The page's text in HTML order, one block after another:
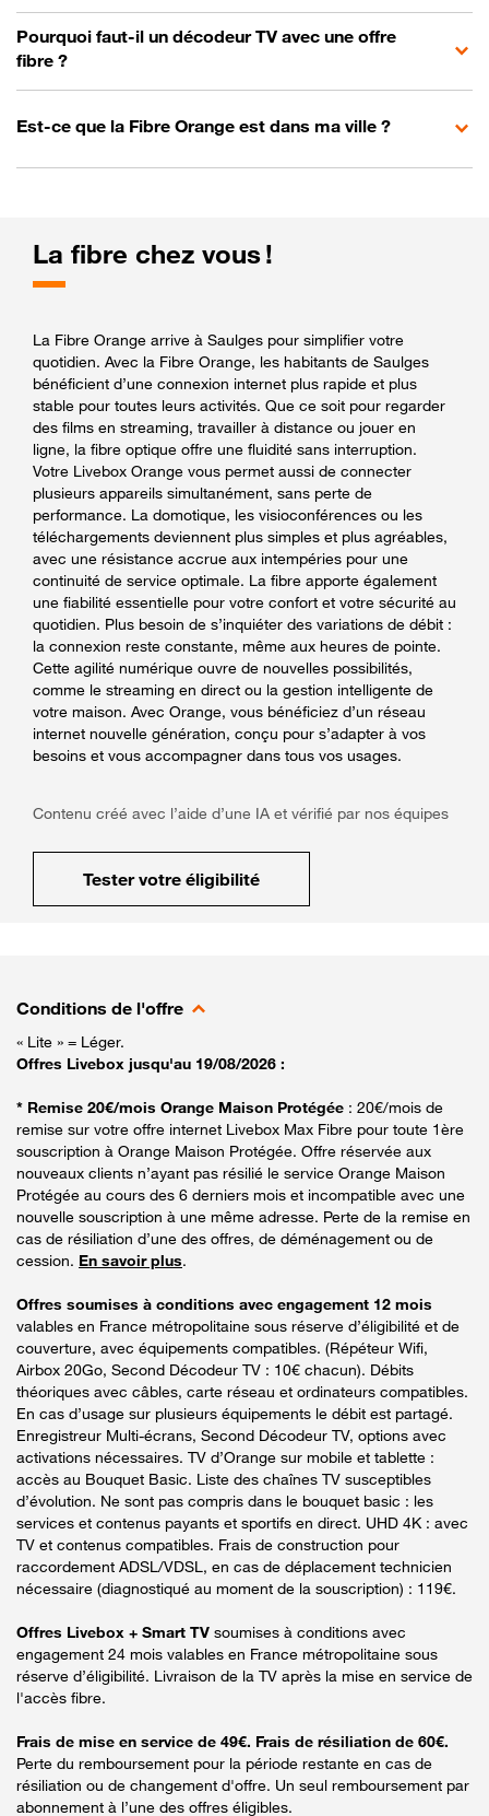
Pourquoi faut-il un décodeur TV avec une offre
fibre ?
Est-ce que la Fibre Orange est dans ma ville ?
La fibre chez vous !
La Fibre Orange arrive à Saulges pour simplifier votre
quotidien. Avec la Fibre Orange, les habitants de Saulges
bénéficient d’une connexion internet plus rapide et plus
stable pour toutes leurs activités. Que ce soit pour regarder
des films en streaming, travailler à distance ou jouer en
ligne, la fibre optique offre une fluidité sans interruption.
Votre Livebox Orange vous permet aussi de connecter
plusieurs appareils simultanément, sans perte de
performance. La domotique, les visioconférences ou les
téléchargements deviennent plus simples et plus agréables,
avec une résistance accrue aux intempéries pour une
continuité de service optimale. La fibre apporte également
une fiabilité essentielle pour votre confort et votre sécurité au
quotidien. Plus besoin de s’inquiéter des variations de débit :
la connexion reste constante, même aux heures de pointe.
Cette agilité numérique ouvre de nouvelles possibilités,
comme le streaming en direct ou la gestion intelligente de
votre maison. Avec Orange, vous bénéficiez d’un réseau
internet nouvelle génération, conçu pour s’adapter à vos
besoins et vous accompagner dans tous vos usages.
Contenu créé avec l’aide d’une IA et vérifié par nos équipes
Tester votre éligibilité
Conditions de l'offre
« Lite » = Léger.
Offres Livebox jusqu'au 19/08/2026 :
* Remise 20€/mois Orange Maison Protégée : 20€/mois de
remise sur votre offre internet Livebox Max Fibre pour toute 1ère
souscription à Orange Maison Protégée. Offre réservée aux
nouveaux clients n’ayant pas résilié le service Orange Maison
Protégée au cours des 6 derniers mois et incompatible avec une
nouvelle souscription à une même adresse. Perte de la remise en
cas de résiliation d’une des offres, de déménagement ou de
cession. En savoir plus.
Offres soumises à conditions avec engagement 12 mois
valables en France métropolitaine sous réserve d’éligibilité et de
couverture, avec équipements compatibles. (Répéteur Wifi,
Airbox 20Go, Second Décodeur TV : 10€ chacun). Débits
théoriques avec câbles, carte réseau et ordinateurs compatibles.
En cas d’usage sur plusieurs équipements le débit est partagé.
Enregistreur Multi-écrans, Second Décodeur TV, options avec
activations nécessaires. TV d’Orange sur mobile et tablette :
accès au Bouquet Basic. Liste des chaînes TV susceptibles
d’évolution. Ne sont pas compris dans le bouquet basic : les
services et contenus payants et sportifs en direct. UHD 4K : avec
TV et contenus compatibles. Frais de construction pour
raccordement ADSL/VDSL, en cas de déplacement technicien
nécessaire (diagnostiqué au moment de la souscription) : 119€.
Offres Livebox + Smart TV soumises à conditions avec
engagement 24 mois valables en France métropolitaine sous
réserve d’éligibilité. Livraison de la TV après la mise en service de
l'accès fibre.
Frais de mise en service de 49€. Frais de résiliation de 60€.
Perte du remboursement pour la période restante en cas de
résiliation ou de changement d'offre. Un seul remboursement par
abonnement à l’une des offres éligibles.